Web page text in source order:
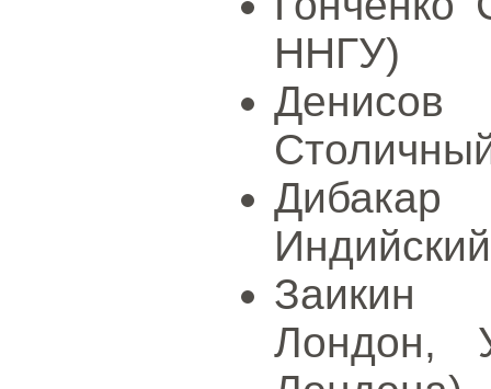
ННГУ)
Дибакар
Заикин
Лондон,